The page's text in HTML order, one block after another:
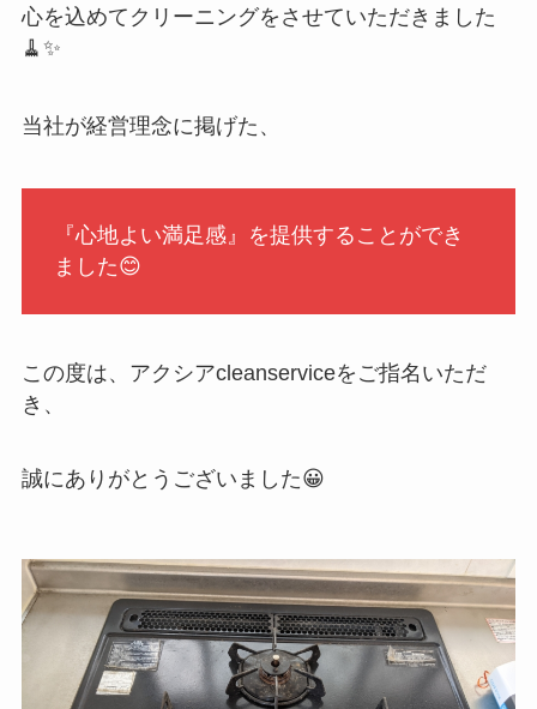
心を込めてクリーニングをさせていただきました
🧹✨
当社が経営理念に掲げた、
『心地よい満足感』を提供することができ
ました😊
この度は、アクシアcleanserviceをご指名いただ
き、
誠にありがとうございました😀